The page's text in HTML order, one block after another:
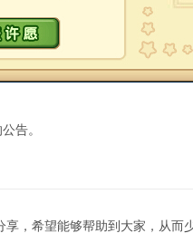
告。
享，希望能够帮助到大家，从而